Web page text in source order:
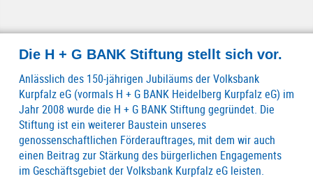
Die H + G BANK Stiftung stellt sich vor.
Anlässlich des 150-jährigen Jubiläums der Volksbank
Kurpfalz eG (vormals H + G BANK Heidelberg Kurpfalz eG) im
Jahr 2008 wurde die H + G BANK Stiftung gegründet. Die
Stiftung ist ein weiterer Baustein unseres
genossenschaftlichen Förderauftrages, mit dem wir auch
einen Beitrag zur Stärkung des bürgerlichen Engagements
im Geschäftsgebiet der Volksbank Kurpfalz eG leisten.